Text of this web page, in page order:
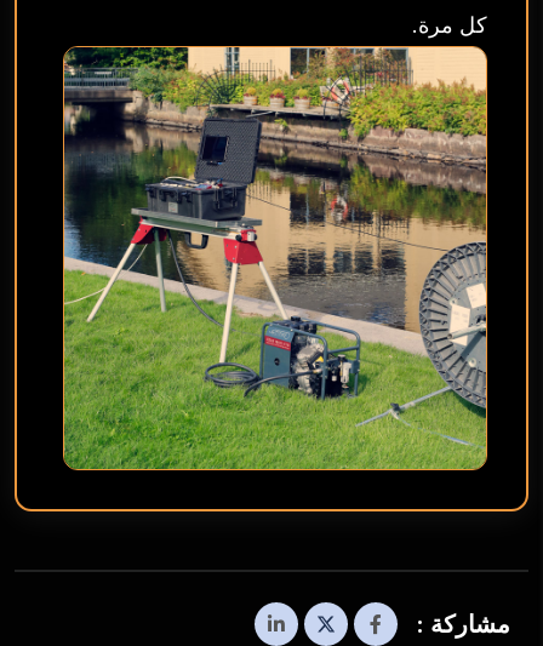
كل مرة.
مشاركة :